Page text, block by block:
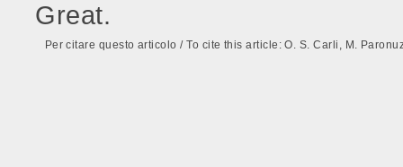
Great.
Per citare questo articolo / To cite this article: O. S. Carli, M.